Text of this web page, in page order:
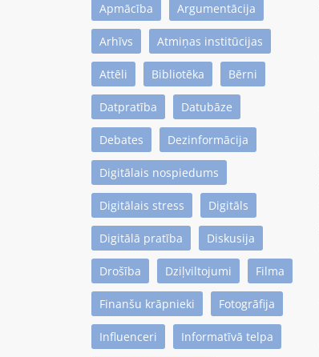
Apmācība Argumentācija
Arhīvs Atmiņas institūcijas
Attēli Bibliotēka Bērni
Datpratība Datubāze
Debates Dezinformācija
Digitālais nospiedums
Digitālais stress Digitāls
Digitālā pratība Diskusija
Drošība Dziļviltojumi Filma
Finanšu krāpnieki Fotogrāfija
Influenceri Informatīvā telpa